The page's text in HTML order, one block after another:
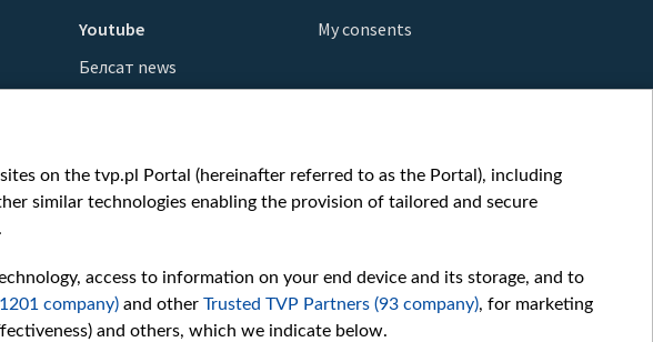
Youtube
Белсат news
Белсат Shorts
Belsat English
Biełsat PL
Белсат History
Белсат Music
Белсат Doc
My consents
on the tvp.pl Portal (hereinafter referred to as the Portal), including
similar technologies enabling the provision of tailored and secure
access to information on your end device and its storage, and to
company) and other Trusted TVP Partners (93 company), for marketing
and others, which we indicate below.